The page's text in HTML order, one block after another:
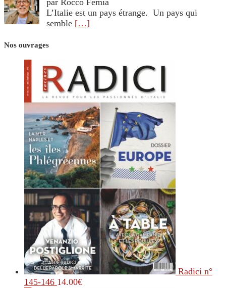
L’Italie est un pays étrange. Un pays qui
semble […]
Nos ouvrages
Radici n°
145-146 14.00€